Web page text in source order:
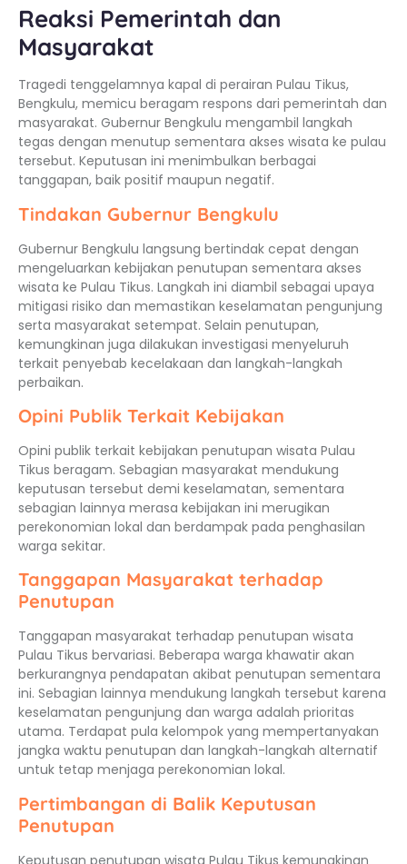
Reaksi Pemerintah dan
Masyarakat
Tragedi tenggelamnya kapal di perairan Pulau Tikus,
Bengkulu, memicu beragam respons dari pemerintah dan
masyarakat. Gubernur Bengkulu mengambil langkah
tegas dengan menutup sementara akses wisata ke pulau
tersebut. Keputusan ini menimbulkan berbagai
tanggapan, baik positif maupun negatif.
Tindakan Gubernur Bengkulu
Gubernur Bengkulu langsung bertindak cepat dengan
mengeluarkan kebijakan penutupan sementara akses
wisata ke Pulau Tikus. Langkah ini diambil sebagai upaya
mitigasi risiko dan memastikan keselamatan pengunjung
serta masyarakat setempat. Selain penutupan,
kemungkinan juga dilakukan investigasi menyeluruh
terkait penyebab kecelakaan dan langkah-langkah
perbaikan.
Opini Publik Terkait Kebijakan
Opini publik terkait kebijakan penutupan wisata Pulau
Tikus beragam. Sebagian masyarakat mendukung
keputusan tersebut demi keselamatan, sementara
sebagian lainnya merasa kebijakan ini merugikan
perekonomian lokal dan berdampak pada penghasilan
warga sekitar.
Tanggapan Masyarakat terhadap
Penutupan
Tanggapan masyarakat terhadap penutupan wisata
Pulau Tikus bervariasi. Beberapa warga khawatir akan
berkurangnya pendapatan akibat penutupan sementara
ini. Sebagian lainnya mendukung langkah tersebut karena
keselamatan pengunjung dan warga adalah prioritas
utama. Terdapat pula kelompok yang mempertanyakan
jangka waktu penutupan dan langkah-langkah alternatif
untuk tetap menjaga perekonomian lokal.
Pertimbangan di Balik Keputusan
Penutupan
Keputusan penutupan wisata Pulau Tikus kemungkinan